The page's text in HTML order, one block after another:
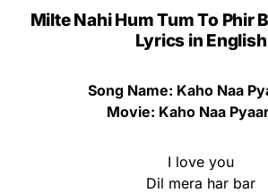
Milte Nahi Hum Tum To Phir
Lyrics in English
Song Name: Kaho Naa
Movie: Kaho Naa
I love you
Dil mera har bar